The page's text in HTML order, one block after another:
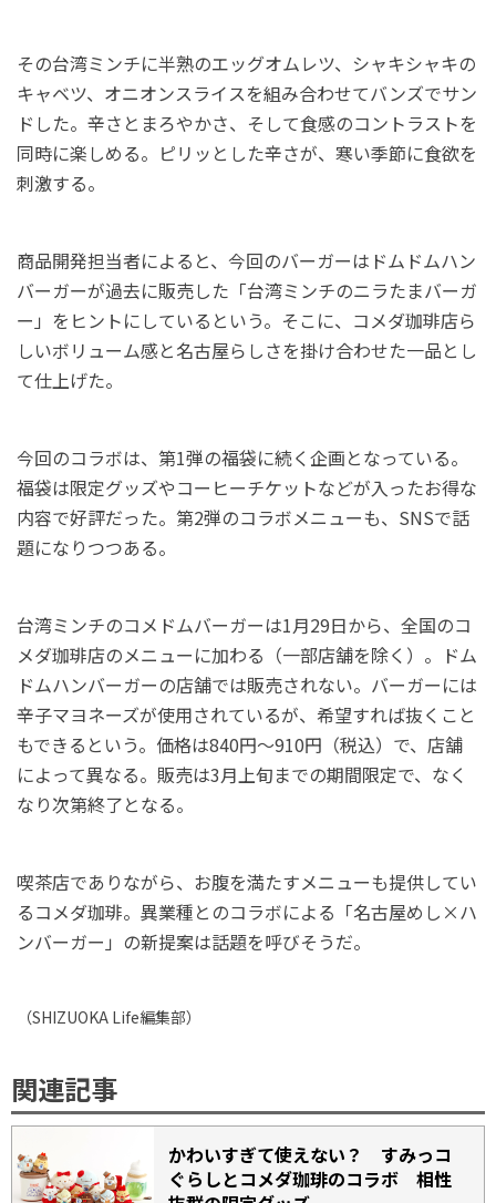
その台湾ミンチに半熟のエッグオムレツ、シャキシャキの
キャベツ、オニオンスライスを組み合わせてバンズでサン
ドした。辛さとまろやかさ、そして食感のコントラストを
同時に楽しめる。ピリッとした辛さが、寒い季節に食欲を
刺激する。
商品開発担当者によると、今回のバーガーはドムドムハン
バーガーが過去に販売した「台湾ミンチのニラたまバーガ
ー」をヒントにしているという。そこに、コメダ珈琲店ら
しいボリューム感と名古屋らしさを掛け合わせた一品とし
て仕上げた。
今回のコラボは、第1弾の福袋に続く企画となっている。
福袋は限定グッズやコーヒーチケットなどが入ったお得な
内容で好評だった。第2弾のコラボメニューも、SNSで話
題になりつつある。
台湾ミンチのコメドムバーガーは1月29日から、全国のコ
メダ珈琲店のメニューに加わる（一部店舗を除く）。ドム
ドムハンバーガーの店舗では販売されない。バーガーには
辛子マヨネーズが使用されているが、希望すれば抜くこと
もできるという。価格は840円〜910円（税込）で、店舗
によって異なる。販売は3月上旬までの期間限定で、なく
なり次第終了となる。
喫茶店でありながら、お腹を満たすメニューも提供してい
るコメダ珈琲。異業種とのコラボによる「名古屋めし×ハ
ンバーガー」の新提案は話題を呼びそうだ。
（SHIZUOKA Life編集部）
関連記事
かわいすぎて使えない？ すみっコ
ぐらしとコメダ珈琲のコラボ 相性